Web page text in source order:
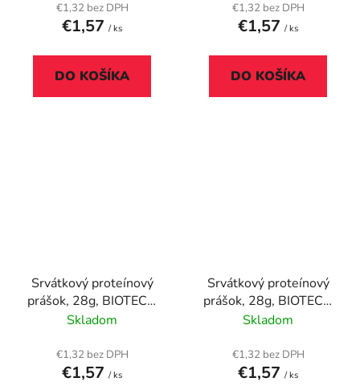
€1,32 bez DPH
€1,57 / ks
DO KOŠÍKA
€1,32 bez DPH
€1,57 / ks
DO KOŠÍKA
Srvátkový proteínový
prášok, 28g, BIOTECH
USA "100% Pure
Skladom
€1,32 bez DPH
€1,57 / ks
Srvátkový proteínový
prášok, 28g, BIOTECH
USA "100% Pure
Skladom
€1,32 bez DPH
€1,57 / ks